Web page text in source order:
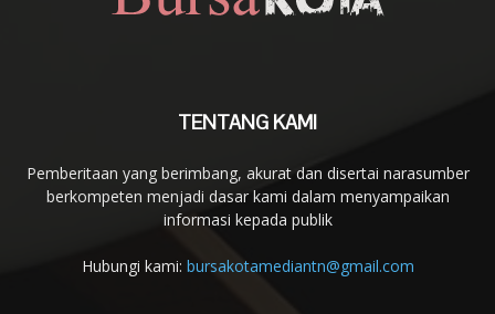
TENTANG KAMI
Pemberitaan yang berimbang, akurat dan disertai narasumber
berkompeten menjadi dasar kami dalam menyampaikan
informasi kepada publik
Hubungi kami: bursakotamediantn@gmail.com